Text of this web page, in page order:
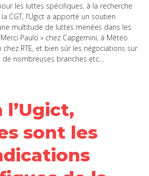
les luttes spécifiques, à la recherche
CGT, l’Ugict a apporté un soutien
multitude de luttes menées dans les
Paulo » chez Capgemini, à Météo
chez RTE, et bien sûr les négociations sur
nombreuses branches etc…
l’Ugict,
sont les